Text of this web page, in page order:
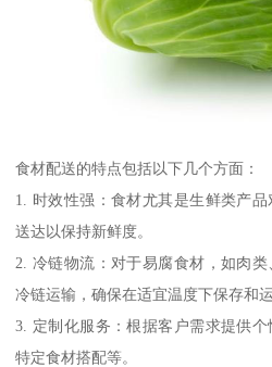
食材配送的特点包括以下几个方面：
1. 时效性强：食材尤其是生鲜类产
送达以保持新鲜度。
2. 冷链物流：对于易腐食材，如肉
冷链运输，确保在适宜温度下保存和运
3. 定制化服务：根据客户需求提供个
特定食材搭配等。